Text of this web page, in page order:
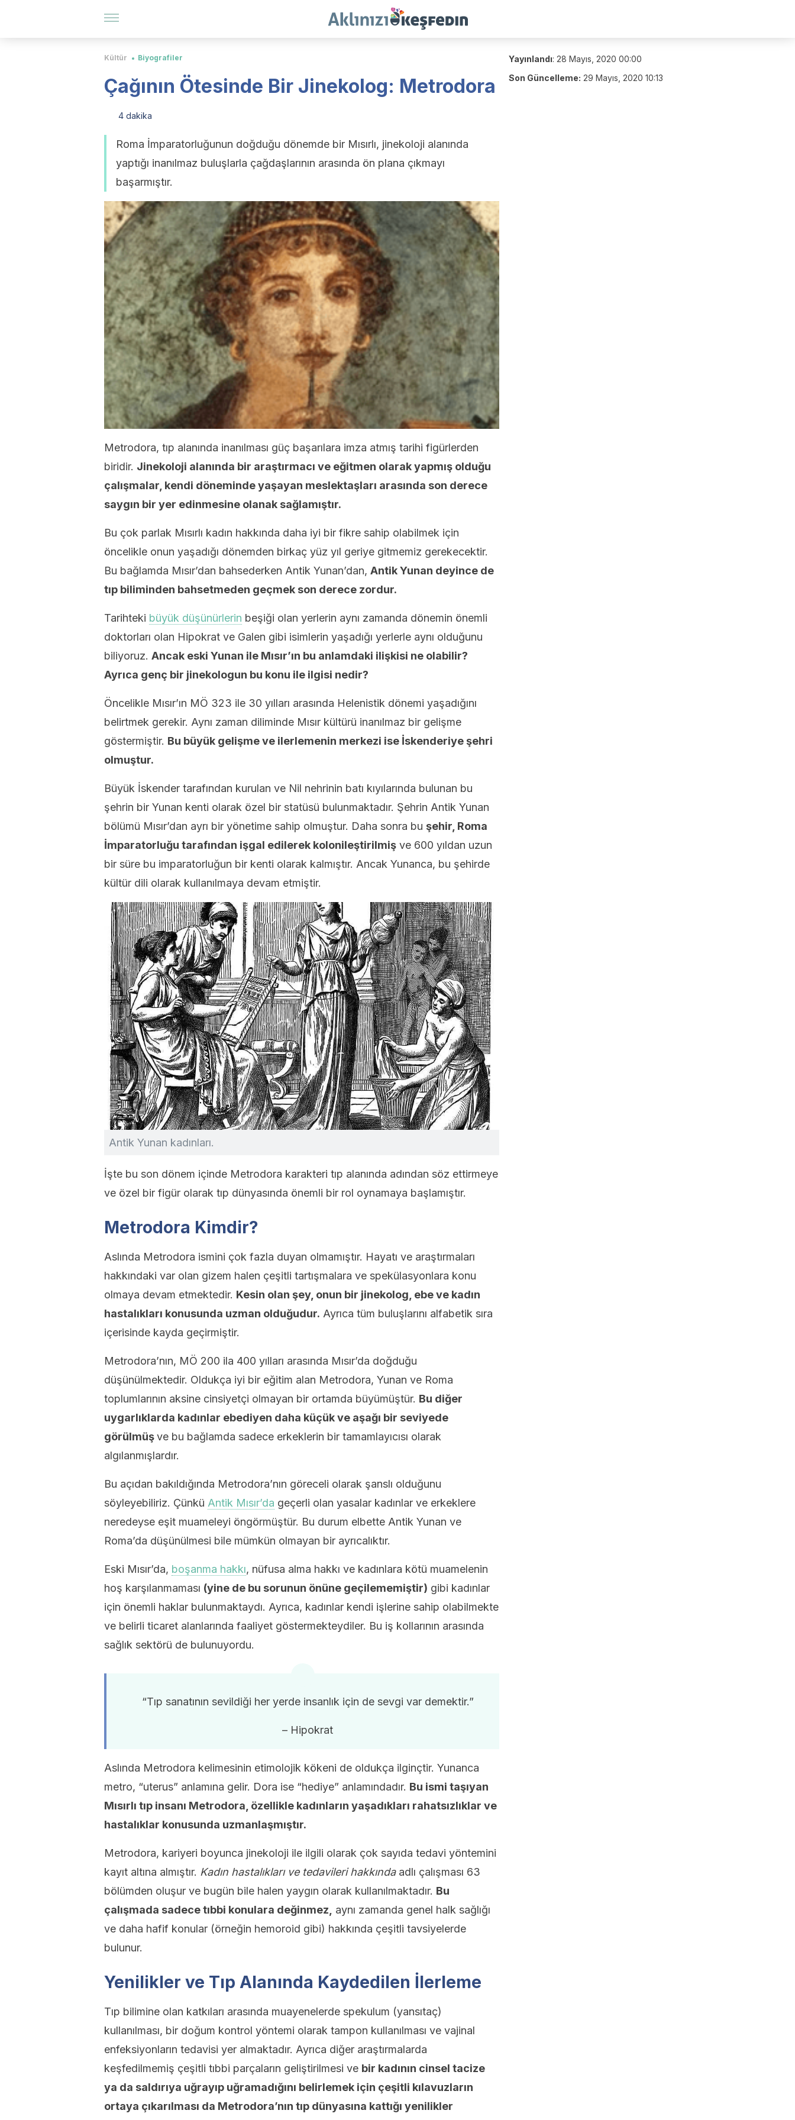
Kültür Biyografiler
Çağının Ötesinde Bir Jinekolog: Metrodora
4 dakika
Roma İmparatorluğunun doğduğu dönemde bir Mısırlı, jinekoloji alanında
yaptığı inanılmaz buluşlarla çağdaşlarının arasında ön plana çıkmayı
başarmıştır.
Metrodora, tıp alanında inanılması güç başarılara imza atmış tarihi figürlerden
biridir. Jinekoloji alanında bir araştırmacı ve eğitmen olarak yapmış olduğu
çalışmalar, kendi döneminde yaşayan meslektaşları arasında son derece
saygın bir yer edinmesine olanak sağlamıştır.
Bu çok parlak Mısırlı kadın hakkında daha iyi bir fikre sahip olabilmek için
öncelikle onun yaşadığı dönemden birkaç yüz yıl geriye gitmemiz gerekecektir.
Bu bağlamda Mısır’dan bahsederken Antik Yunan’dan, Antik Yunan deyince de
tıp biliminden bahsetmeden geçmek son derece zordur.
Tarihteki büyük düşünürlerin beşiği olan yerlerin aynı zamanda dönemin önemli
doktorları olan Hipokrat ve Galen gibi isimlerin yaşadığı yerlerle aynı olduğunu
biliyoruz. Ancak eski Yunan ile Mısır’ın bu anlamdaki ilişkisi ne olabilir?
Ayrıca genç bir jinekologun bu konu ile ilgisi nedir?
Öncelikle Mısır’ın MÖ 323 ile 30 yılları arasında Helenistik dönemi yaşadığını
belirtmek gerekir. Aynı zaman diliminde Mısır kültürü inanılmaz bir gelişme
göstermiştir. Bu büyük gelişme ve ilerlemenin merkezi ise İskenderiye şehri
olmuştur.
Büyük İskender tarafından kurulan ve Nil nehrinin batı kıyılarında bulunan bu
şehrin bir Yunan kenti olarak özel bir statüsü bulunmaktadır. Şehrin Antik Yunan
bölümü Mısır’dan ayrı bir yönetime sahip olmuştur. Daha sonra bu şehir, Roma
İmparatorluğu tarafından işgal edilerek kolonileştirilmiş ve 600 yıldan uzun
bir süre bu imparatorluğun bir kenti olarak kalmıştır. Ancak Yunanca, bu şehirde
kültür dili olarak kullanılmaya devam etmiştir.
Antik Yunan kadınları.
İşte bu son dönem içinde Metrodora karakteri tıp alanında adından söz ettirmeye
ve özel bir figür olarak tıp dünyasında önemli bir rol oynamaya başlamıştır.
Metrodora Kimdir?
Aslında Metrodora ismini çok fazla duyan olmamıştır. Hayatı ve araştırmaları
hakkındaki var olan gizem halen çeşitli tartışmalara ve spekülasyonlara konu
olmaya devam etmektedir. Kesin olan şey, onun bir jinekolog, ebe ve kadın
hastalıkları konusunda uzman olduğudur. Ayrıca tüm buluşlarını alfabetik sıra
içerisinde kayda geçirmiştir.
Metrodora’nın, MÖ 200 ila 400 yılları arasında Mısır’da doğduğu
düşünülmektedir. Oldukça iyi bir eğitim alan Metrodora, Yunan ve Roma
toplumlarının aksine cinsiyetçi olmayan bir ortamda büyümüştür. Bu diğer
uygarlıklarda kadınlar ebediyen daha küçük ve aşağı bir seviyede
görülmüşve bu bağlamda sadece erkeklerin bir tamamlayıcısı olarak
algılanmışlardır.
Bu açıdan bakıldığında Metrodora’nın göreceli olarak şanslı olduğunu
söyleyebiliriz. Çünkü Antik Mısır’da geçerli olan yasalar kadınlar ve erkeklere
neredeyse eşit muameleyi öngörmüştür. Bu durum elbette Antik Yunan ve
Roma’da düşünülmesi bile mümkün olmayan bir ayrıcalıktır.
Eski Mısır’da, boşanma hakkı, nüfusa alma hakkı ve kadınlara kötü muamelenin
hoş karşılanmaması (yine de bu sorunun önüne geçilememiştir) gibi kadınlar
için önemli haklar bulunmaktaydı. Ayrıca, kadınlar kendi işlerine sahip olabilmekte
ve belirli ticaret alanlarında faaliyet göstermekteydiler. Bu iş kollarının arasında
sağlık sektörü de bulunuyordu.
“Tıp sanatının sevildiği her yerde insanlık için de sevgi var demektir.”
– Hipokrat
Aslında Metrodora kelimesinin etimolojik kökeni de oldukça ilginçtir. Yunanca
metro, “uterus” anlamına gelir. Dora ise “hediye” anlamındadır. Bu ismi taşıyan
Mısırlı tıp insanı Metrodora, özellikle kadınların yaşadıkları rahatsızlıklar ve
hastalıklar konusunda uzmanlaşmıştır.
Metrodora, kariyeri boyunca jinekoloji ile ilgili olarak çok sayıda tedavi yöntemini
kayıt altına almıştır. Kadın hastalıkları ve tedavileri hakkındaadlı çalışması 63
bölümden oluşur ve bugün bile halen yaygın olarak kullanılmaktadır. Bu
çalışmada sadece tıbbi konulara değinmez,
aynı zamanda genel halk sağlığı
ve daha hafif konular (örneğin hemoroid gibi) hakkında çeşitli tavsiyelerde
bulunur.
Yenilikler ve Tıp Alanında Kaydedilen İlerleme
Tıp bilimine olan katkıları arasında muayenelerde spekulum (yansıtaç)
kullanılması, bir doğum kontrol yöntemi olarak tampon kullanılması ve vajinal
enfeksiyonların tedavisi yer almaktadır. Ayrıca diğer araştırmalarda
keşfedilmemiş çeşitli tıbbi parçaların geliştirilmesi ve bir kadının cinsel tacize
ya da saldırıya uğrayıp uğramadığını belirlemek için çeşitli kılavuzların
ortaya çıkarılması da Metrodora’nın tıp dünyasına kattığı yenilikler
Yayınlandı: 28 Mayıs, 2020 00:00
Son Güncelleme: 29 Mayıs, 2020 10:13